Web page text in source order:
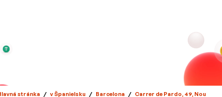
stránka / v Španielsku / Barcelona / Carrer de Pardo, 49, Nou